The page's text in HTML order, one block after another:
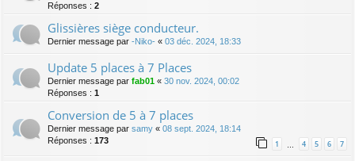
Réponses : 2
Glissières siège conducteur.
Dernier message par -Niko- « 03 déc. 2024, 18:33
Update 5 places à 7 Places
Dernier message par fab01 « 30 nov. 2024, 00:02
Réponses : 1
Conversion de 5 à 7 places
Dernier message par samy « 08 sept. 2024, 18:14
Réponses : 173 1 … 4 5 6 7